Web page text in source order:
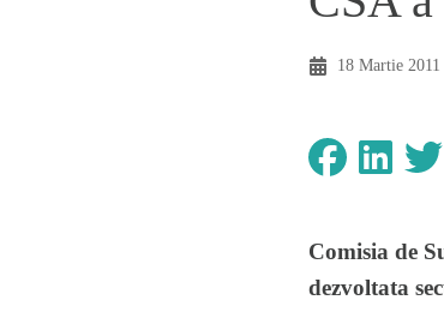
18 Martie 2011
Comisia de
dezvoltata